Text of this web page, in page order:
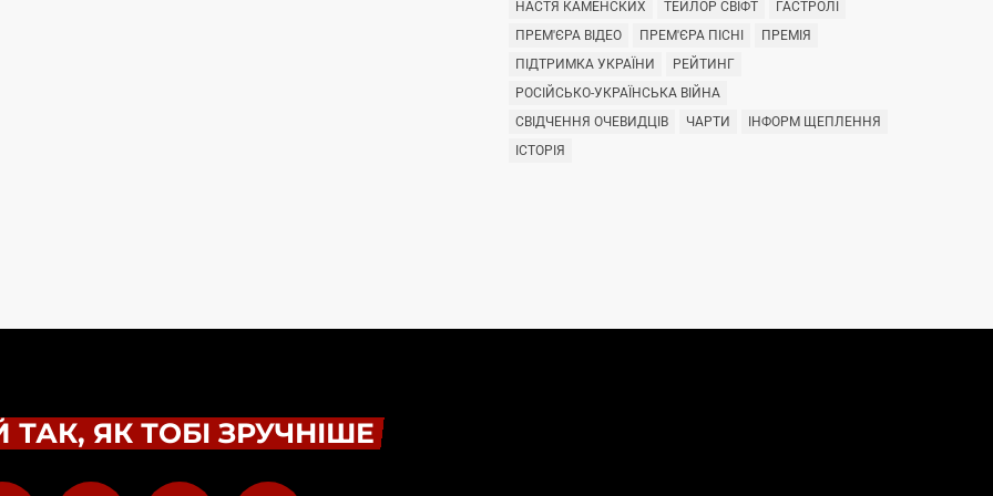
НАСТЯ КАМЕНСКИХ
ТЕЙЛОР СВІФТ
ГАСТРОЛІ
ПРЕМ'ЄРА ВІДЕО
ПРЕМ'ЄРА ПІСНІ
ПРЕМІЯ
ПІДТРИМКА УКРАЇНИ
РЕЙТИНГ
РОСІЙСЬКО-УКРАЇНСЬКА ВІЙНА
СВІДЧЕННЯ ОЧЕВИДЦІВ
ЧАРТИ
ІНФОРМ ЩЕПЛЕННЯ
ІСТОРІЯ
ТАК, ЯК ТОБІ ЗРУЧНІШЕ